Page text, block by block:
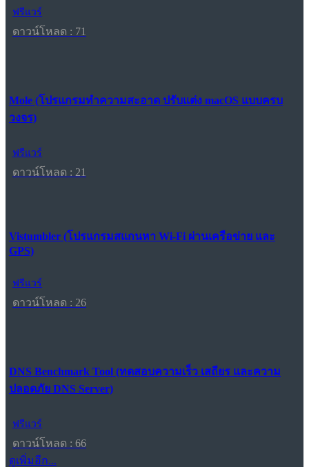
ฟรีแวร์
ดาวน์โหลด : 71
Mole (โปรแกรมทำความสะอาด ปรับแต่ง macOS แบบครบ
วงจร)
ฟรีแวร์
ดาวน์โหลด : 21
Vistumbler (โปรแกรมสแกนหา Wi-Fi ผ่านเครือข่าย และ
GPS)
ฟรีแวร์
ดาวน์โหลด : 26
DNS Benchmark Tool (ทดสอบความเร็ว เสถียร และความ
ปลอดภัย DNS Server)
ฟรีแวร์
ดาวน์โหลด : 66
ดูเพิ่มอีก...